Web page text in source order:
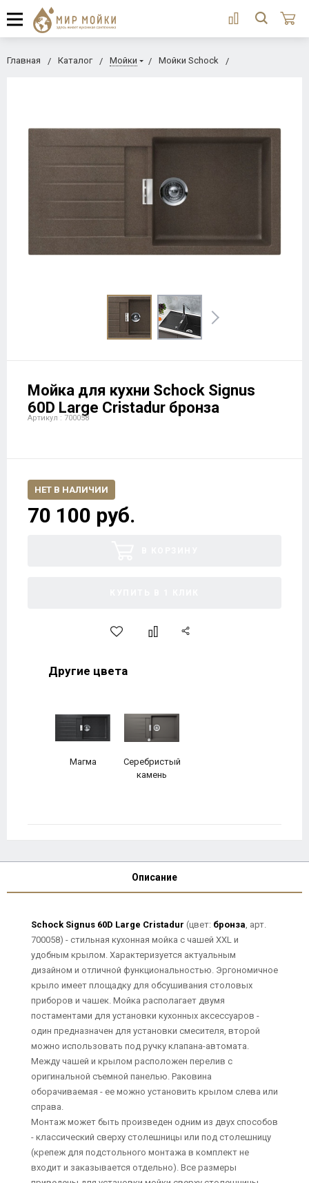
Главная Каталог Мойки Мойки Schock
Мойка для кухни Schock Signus
60D Large Cristadur бронза
Артикул : 700058
НЕТ В НАЛИЧИИ
70 100 руб.
Другие цвета
Магма
Серебристый
камень
Описание
Schock Signus 60D Large Cristadur (цвет: бронза, арт.
700058) - стильная кухонная мойка с чашей XXL и
удобным крылом. Характеризуется актуальным
дизайном и отличной функциональностью. Эргономичное
крыло имеет площадку для обсушивания столовых
приборов и чашек. Мойка располагает двумя
постаментами для установки кухонных аксессуаров -
один предназначен для установки смесителя, второй
можно использовать под ручку клапана-автомата.
Между чашей и крылом расположен перелив с
оригинальной съемной панелью. Раковина
оборачиваемая - ее можно установить крылом слева или
справа.
Монтаж может быть произведен одним из двух способов
- классический сверху столешницы или под столешницу
(крепеж для подстольного монтажа в комплект не
входит и заказывается отдельно). Все размеры